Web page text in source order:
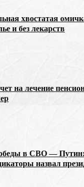
хвостатая
и без лекарств
на лечение
в СВО —
назвал